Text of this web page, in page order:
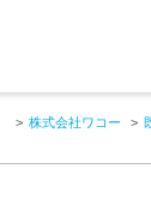
株式会社ワコー